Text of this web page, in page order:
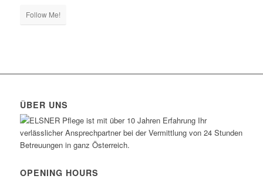
Follow Me!
ÜBER UNS
ELSNER Pflege ist mit über 10 Jahren Erfahrung Ihr
verlässlicher Ansprechpartner bei der Vermittlung von 24 Stunden
Betreuungen in ganz Österreich.
OPENING HOURS